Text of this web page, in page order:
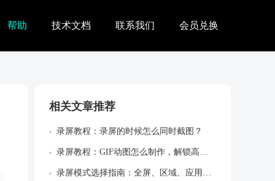
帮助 技术文档 联系我们 会员兑换
相关文章推荐
录屏教程：录屏的时候怎么同时截图？
录屏教程：GIF动图怎么制作，解锁高效创...
录屏模式选择指南：全屏、区域、应用窗口怎...